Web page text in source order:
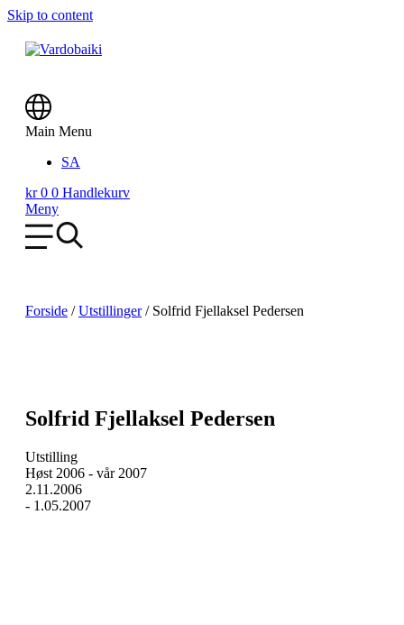
Skip to content
Main Menu
SA
kr0 0 Handlekurv
Meny
Forside /Utstillinger/ Solfrid Fjellaksel Pedersen
Solfrid Fjellaksel Pedersen
Utstilling
Høst 2006 - vår 2007
2.11.2006
- 1.05.2007